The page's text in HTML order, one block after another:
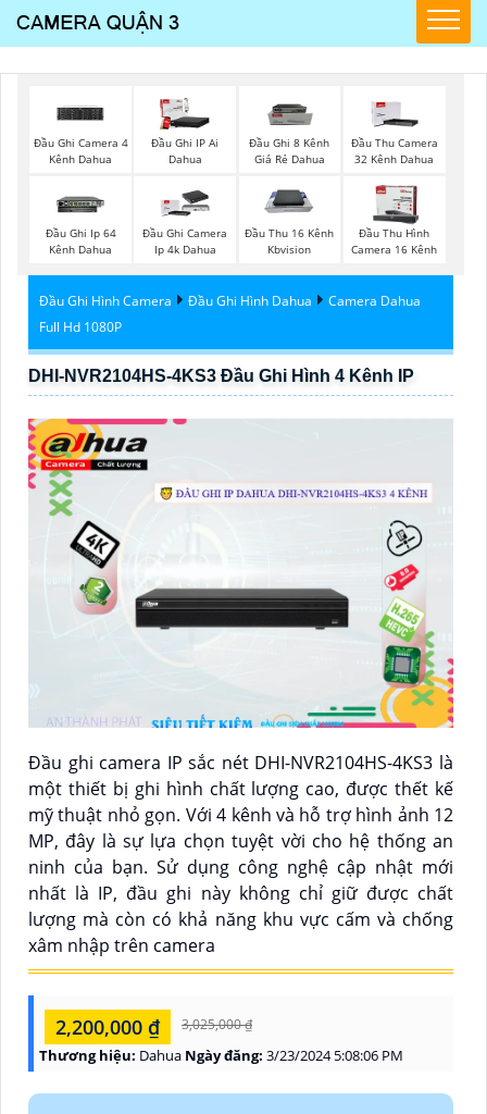
Đầu Ghi Camera 4
Kênh Dahua
Đầu Ghi IP Ai
Dahua
Đầu Ghi 8 Kênh
Giá Rẻ Dahua
Đầu Thu Camera
32 Kênh Dahua
Đầu Ghi Ip 64
Kênh Dahua
Đầu Ghi Camera
Ip 4k Dahua
Đầu Thu 16 Kênh
Kbvision
Đầu Thu Hình
Camera 16 Kênh
Đầu Ghi Hình Camera Đầu Ghi Hình Dahua
Camera Dahua
Full Hd 1080P
DHI-NVR2104HS-4KS3 Đầu Ghi Hình 4 Kênh IP
Đầu ghi camera IP sắc nét DHI-NVR2104HS-4KS3 là
một thiết bị ghi hình chất lượng cao, được thết kế
mỹ thuật nhỏ gọn. Với 4 kênh và hỗ trợ hình ảnh 12
MP, đây là sự lựa chọn tuyệt vời cho hệ thống an
ninh của bạn. Sử dụng công nghệ cập nhật mới
nhất là IP, đầu ghi này không chỉ giữ được chất
lượng mà còn có khả năng khu vực cấm và chống
xâm nhập trên camera
2,200,000 ₫ 3,025,000 ₫
Thương hiệu: Dahua Ngày đăng: 3/23/2024 5:08:06 PM